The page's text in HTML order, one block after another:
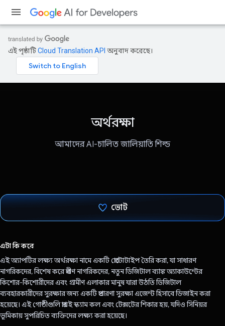
এই পৃষ্ঠাটিCloud Translation API অনুবাদ করেছে।
অর্থরক্ষা
আমাদের AI-চালিত জালিয়াতি শিল্ড
ভোট
এটা কি করে
এই অ্যাপটির লক্ষ্য অর্থরক্ষা নামে একটি প্রোটোটাইপ তৈরি করা, যা সাধারণ
নাগরিকদের, বিশেষ করে প্রবীণ নাগরিকদের, নতুন ডিজিটাল ব্যাঙ্ক অ্যাকাউন্টের
কিশোর-কিশোরীদের এবং গ্রামীণ এলাকার মানুষ যারা উঠতি ডিজিটাল
ব্যবহারকারীদের সুরক্ষার জন্য একটি প্রতারণা সুরক্ষা এজেন্ট হিসাবে ডিজাইন করা
হয়েছে। এই গোষ্ঠীগুলি প্রায়ই স্ক্যাম কল এবং টেক্সটের শিকার হয়, যদিও সিনিয়র
ভূমিকায় সুপরিচিত ব্যক্তিদের লক্ষ্য করা হয়েছে।